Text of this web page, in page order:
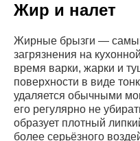
Жир и налет
Жирные брызги —
загрязнения на
время варки, жарки и
поверхности в виде
удаляется обычными
его регулярно не
образует плотный
более серьёзного